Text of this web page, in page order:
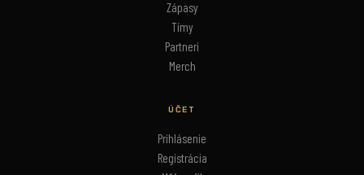
Zápasy
Tímy
Partneri
Merch
ÚČET
Prihlásenie
Registrácia